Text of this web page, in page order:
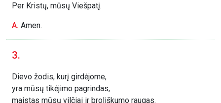
Per Kristų, mūsų Viešpatį.
A. Amen.
3.
Dievo žodis, kurį girdėjome,
yra mūsų tikėjimo pagrindas,
maistas mūsų vilčiai ir broliškumo raugas.